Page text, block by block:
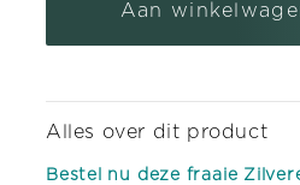
Ouders
met
kinderen
kettinghanger
Ouders
met
Aan
Alles over dit product
Bestel nu deze fraaie